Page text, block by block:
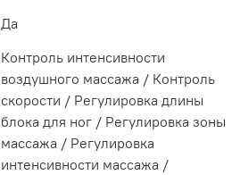
Да
Контроль интенсивности
воздушного массажа / Контроль
скорости / Регулировка длины
блока для ног / Регулировка зоны
массажа / Регулировка
интенсивности массажа /